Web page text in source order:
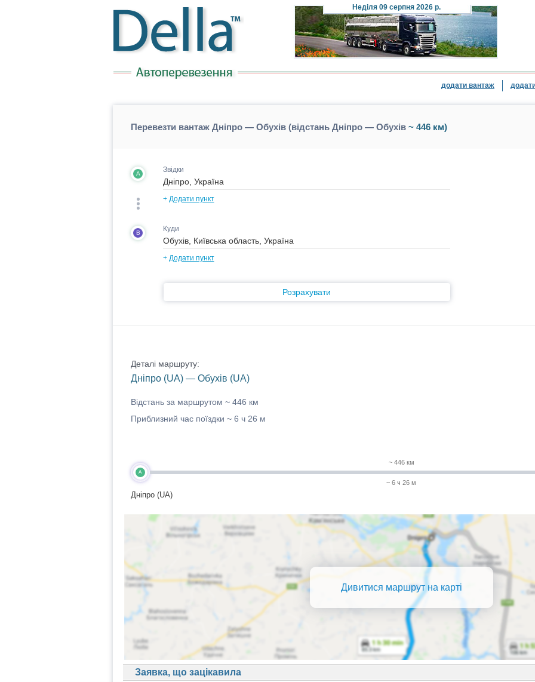
Неділя 09 серпня 2026 р.
додати вантаж
Перевезти вантаж Дніпро — Обухів (відстань Дніпро — Обухів~ 446 км)
A Звідки
+ Додати пункт
B Куди
+ Додати пункт
Розрахувати
Деталі маршруту:
Дніпро (UA) — Обухів (UA)
Відстань за маршрутом ~ 446 км
Приблизний час поїздки ~ 6 ч 26 м
A
Дніпро (UA)
~ 446 км
~ 6 ч 26 м
Дивитися маршрут на карті
Заявка, що зацікавила